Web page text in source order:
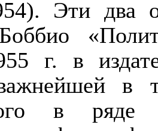
Эти два
г. в
в
в ряде